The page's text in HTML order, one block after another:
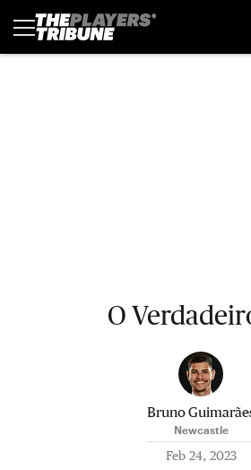
O
Bruno
Newcastle
Feb 24, 2023